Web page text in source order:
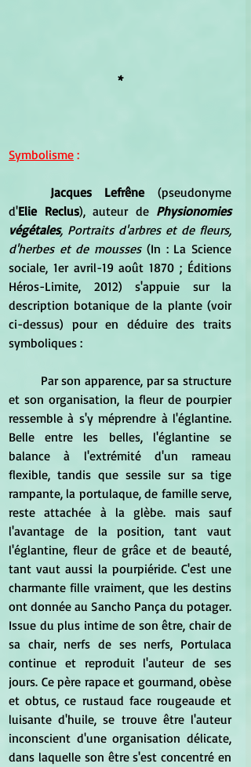
*
Symbolisme :
Jacques Lefrêne (pseudonyme
d'Elie Reclus), auteur de Physionomies
végétales, Portraits d'arbres et de fleurs,
d'herbes et de mousses (In : La Science
sociale, 1er avril-19 août 1870 ; Éditions
Héros-Limite, 2012) s'appuie sur la
description botanique de la plante (voir
ci-dessus) pour en déduire des traits
symboliques :
et son organisation, la fleur de pourpier
ressemble à s'y méprendre à l'églantine.
Belle entre les belles, l'églantine se
balance à l'extrémité d'un rameau
flexible, tandis que sessile sur sa tige
rampante, la portulaque, de famille serve,
reste attachée à la glèbe. mais sauf
l'avantage de la position, tant vaut
l'églantine, fleur de grâce et de beauté,
tant vaut aussi la pourpiéride. C'est une
charmante fille vraiment, que les destins
ont donnée au Sancho Pança du potager.
Issue du plus intime de son être, chair de
sa chair, nerfs de ses nerfs, Portulaca
continue et reproduit l'auteur de ses
jours. Ce père rapace et gourmand, obèse
et obtus, ce rustaud face rougeaude et
luisante d'huile, se trouve être l'auteur
inconscient d'une organisation délicate,
dans laquelle son être s'est concentré en